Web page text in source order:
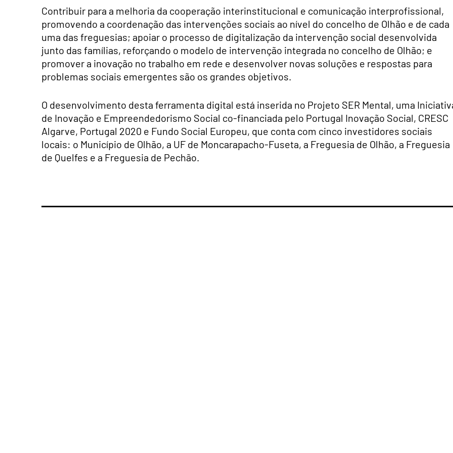
Contribuir para a melhoria da cooperação interinstitucional e comunicação interprofissional,
promovendo a coordenação das intervenções sociais ao nível do concelho de Olhão e de cada
uma das freguesias; apoiar o processo de digitalização da intervenção social desenvolvida
junto das famílias, reforçando o modelo de intervenção integrada no concelho de Olhão; e
promover a inovação no trabalho em rede e desenvolver novas soluções e respostas para
problemas sociais emergentes são os grandes objetivos.
O desenvolvimento desta ferramenta digital está inserida no Projeto SER Mental, uma
de Inovação e Empreendedorismo Social co-financiada pelo Portugal Inovação Social, CRESC
Algarve, Portugal 2020 e Fundo Social Europeu, que conta com cinco investidores sociais
locais: o Município de Olhão, a UF de Moncarapacho-Fuseta, a Freguesia de Olhão, a Freguesia
de Quelfes e a Freguesia de Pechão.